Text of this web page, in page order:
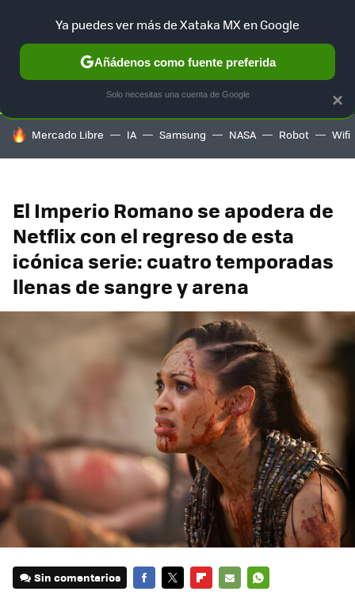
SELECCIÓN GAMING HOME AUTO TERRITORIO
HOY SE HABLA DE
Mercado Libre IA Samsung NASA Robot Wifi
El Imperio Romano se apodera de
Netflix con el regreso de esta
icónica serie: cuatro temporadas
llenas de sangre y arena
Sin comentarios
×
Ya puedes ver más de Xataka MX en Google
Añádenos como fuente preferida
Solo necesitas una cuenta de Google